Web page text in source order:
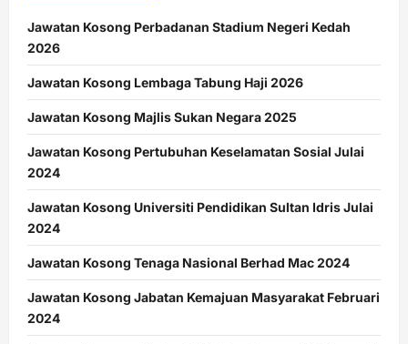
Jawatan Kosong Perbadanan Stadium Negeri Kedah
2026
Jawatan Kosong Lembaga Tabung Haji 2026
Jawatan Kosong Majlis Sukan Negara 2025
Jawatan Kosong Pertubuhan Keselamatan Sosial Julai
2024
Jawatan Kosong Universiti Pendidikan Sultan Idris Julai
2024
Jawatan Kosong Tenaga Nasional Berhad Mac 2024
Jawatan Kosong Jabatan Kemajuan Masyarakat Februari
2024